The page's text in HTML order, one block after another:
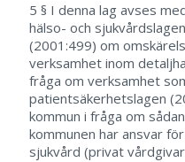
5 § I denna lag avses
hälso- och
(2001:499) om
verksamhet inom
fråga om verksamhet
patientsäkerhetslagen
kommun i fråga om
kommunen har ansvar
sjukvård (privat